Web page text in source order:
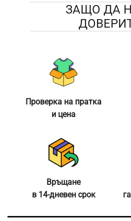
ЗАЩО ДА
Проверка на пратка
и цена
Връщане
в 14-дневен срок